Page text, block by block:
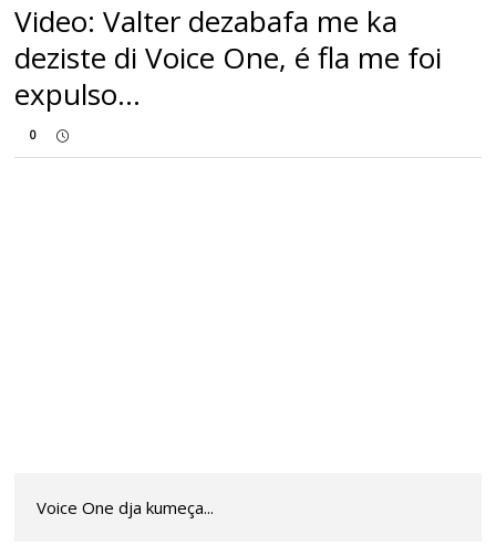
Video: Valter dezabafa me ka
deziste di Voice One, é fla me foi
expulso...
0
Voice One dja kumeça...